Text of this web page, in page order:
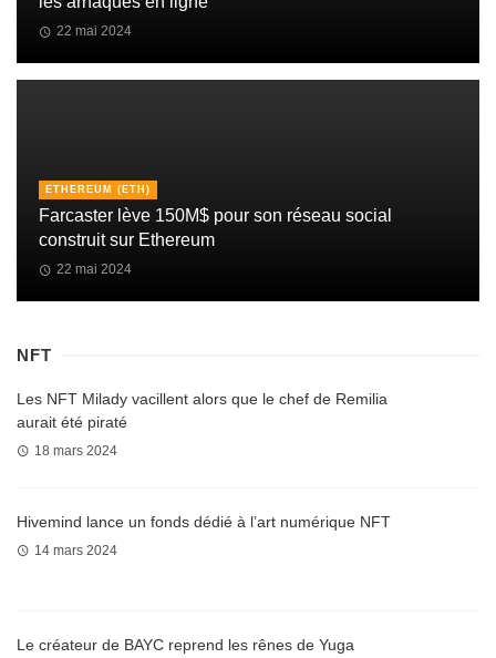
22 mai 2024
ETHEREUM (ETH)
Farcaster lève 150M$ pour son réseau social
construit sur Ethereum
22 mai 2024
NFT
Les NFT Milady vacillent alors que le chef de Remilia
aurait été piraté
18 mars 2024
Hivemind lance un fonds dédié à l’art numérique NFT
14 mars 2024
Le créateur de BAYC reprend les rênes de Yuga